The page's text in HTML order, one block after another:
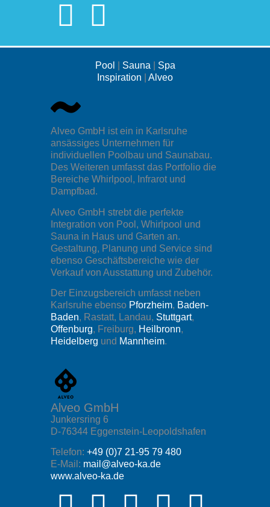
Pool Sauna
Spa
Inspiration
Alveo
Alveo GmbH ist ein in Karlsruhe
ansässiges Unternehmen für
individuellen Poolbau und Saunabau.
Des Weiteren umfasst das Portfolio die
Bereiche Whirlpool, Infrarot und
Dampfbad.
Alveo GmbH strebt die perfekte
Integration von Pool, Whirlpool und
Sauna in Haus und Garten an.
Gestaltung, Planung und Service sind
ebenso Geschäftsbereiche wie der
Verkauf von Ausstattung und Zubehör.
Der Einzugsbereich umfasst neben
Karlsruhe ebenso Pforzheim, Baden-
Baden, Rastatt, Landau, Stuttgart,
Offenburg, Freiburg, Heilbronn,
Heidelberg und Mannheim.
Alveo GmbH
Junkersring 6
D-76344 Eggenstein-Leopoldshafen
Telefon: +49 (0)7 21-95 79 480
E-Mail: mail@alveo-ka.de
www.alveo-ka.de